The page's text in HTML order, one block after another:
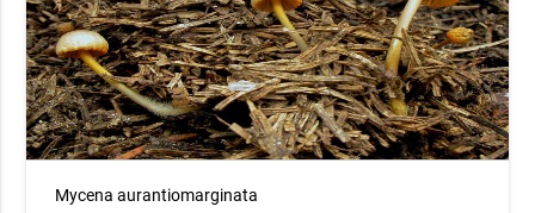
Mycena aurantiomarginata